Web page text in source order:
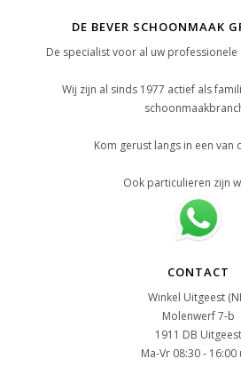
DE BEVER SCHOONMAAK
De specialist voor al uw
Wij zijn al sinds 1977 actief als
Kom gerust langs in een van
Ook particulieren zijn
CONTACT
Winkel Uitgeest
Molenwerf 7-b
1911 DB Uitgeest
Ma-Vr 08:30 - 16:00